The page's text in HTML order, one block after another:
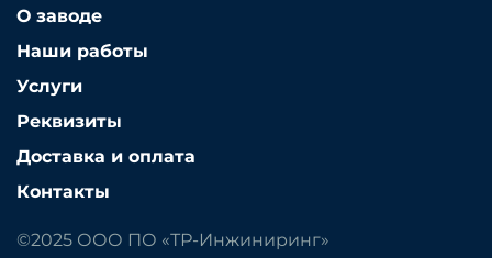
О заводе
Наши работы
Услуги
Реквизиты
Доставка и оплата
Контакты
©2025 ООО ПО «ТР-Инжиниринг»